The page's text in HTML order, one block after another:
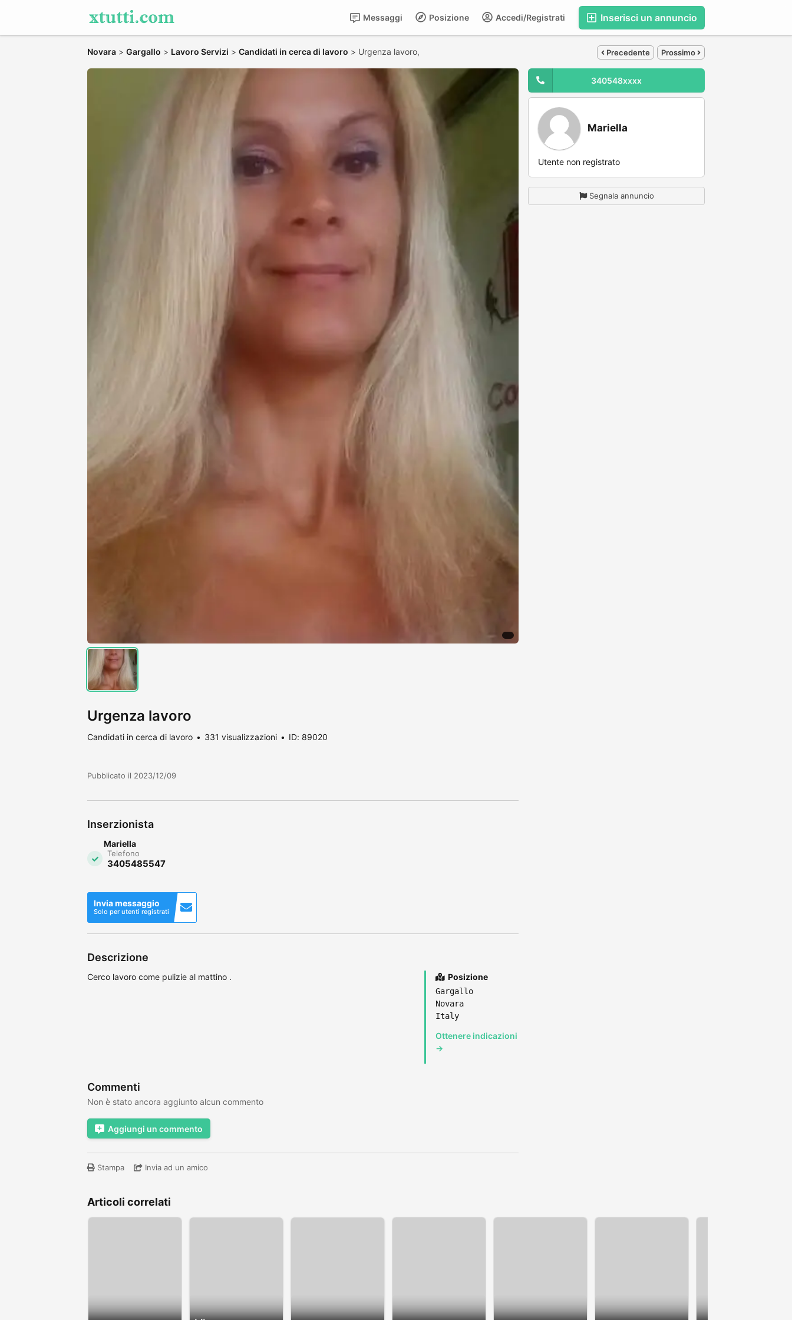
Inserisci un annuncio
Accedi/Registrati
Posizione
Messaggi
Novara > Gargallo > Lavoro Servizi > Candidati in cerca di lavoro > Urgenza lavoro, Precedente Prossimo
Urgenza lavoro
Candidati in cerca di lavoro 331 visualizzazioni ID: 89020
Pubblicato il 2023/12/09
Inserzionista
Mariella
Telefono
3405485547
Invia messaggio
Solo per utenti registrati
Descrizione
Cerco lavoro come pulizie al mattino . Posizione
Gargallo
Novara
Italy
Ottenere indicazioni
→
Commenti
Non è stato ancora aggiunto alcun commento
Aggiungi un commento
Stampa Invia ad un amico
340548xxxx
Mariella
Utente non registrato
Segnala annuncio
Articoli correlati